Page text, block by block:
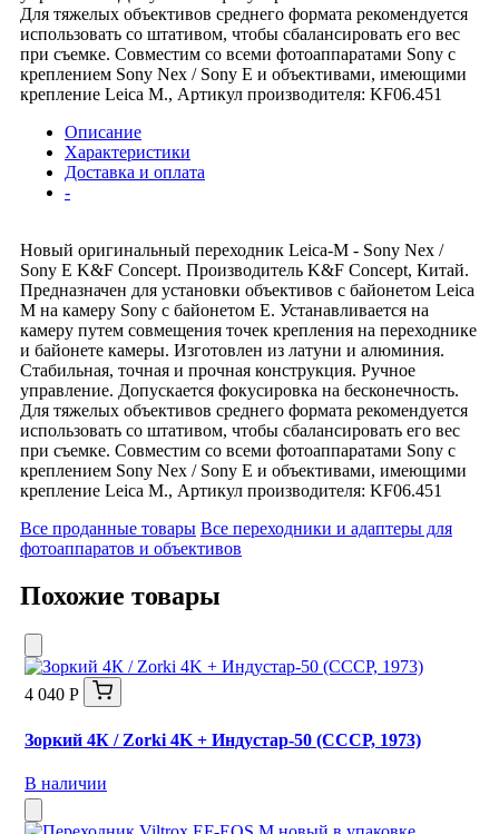
Для тяжелых объективов среднего формата рекомендуется
использовать со штативом, чтобы сбалансировать его вес
при съемке. Совместим со всеми фотоаппаратами Sony c
креплением Sony Nex / Sony E и объективами, имеющими
крепление Leica M., Артикул производителя: KF06.451
Описание
Характеристики
Доставка и оплата
-
Новый оригинальный переходник Leica-M - Sony Nex /
Sony E K&F Concept. Производитель K&F Concept, Китай.
Предназначен для установки объективов с байонетом Leica
M на камеру Sony с байонетом E. Устанавливается на
камеру путем совмещения точек крепления на переходнике
и байонете камеры. Изготовлен из латуни и алюминия.
Стабильная, точная и прочная конструкция. Ручное
управление. Допускается фокусировка на бесконечность.
Для тяжелых объективов среднего формата рекомендуется
использовать со штативом, чтобы сбалансировать его вес
при съемке. Совместим со всеми фотоаппаратами Sony c
креплением Sony Nex / Sony E и объективами, имеющими
крепление Leica M., Артикул производителя: KF06.451
Все проданные товары Все переходники и адаптеры для
фотоаппаратов и объективов
Похожие товары
4 040 Р
Зоркий 4К / Zorki 4K + Индустар-50 (СССР, 1973)
В наличии